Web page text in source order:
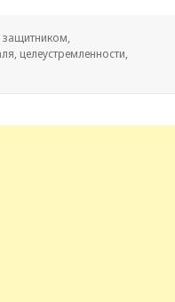
защитником,
, целеустремленности,